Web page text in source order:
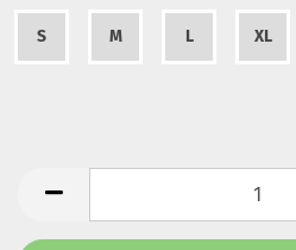
S M L XL